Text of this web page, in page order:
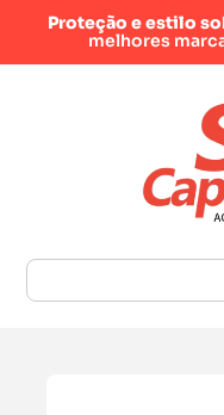
Proteção e estilo
melhores